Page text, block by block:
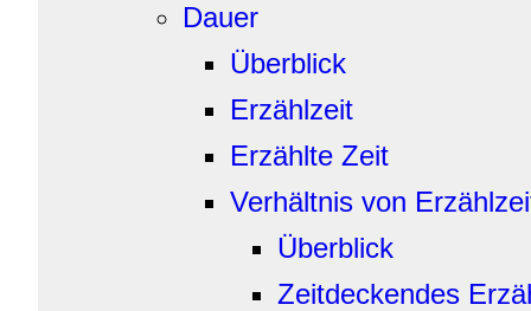
Dauer
Überblick
Erzählzeit
Erzählte Zeit
Verhältnis von
Überblick
Zeitdeckendes